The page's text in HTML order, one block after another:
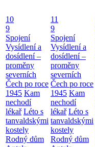
10
9
Spojení
Vysídlení a
dosídlení –
proměny
severních
Čech po roce
1945 Kam
nechodí
lékař Léto s
tanvaldskými
kostely
Rodný dům
11
9
Spojení
Vysídlení a
dosídlení –
proměny
severních
Čech po roce
1945 Kam
nechodí
lékař Léto s
tanvaldskými
kostely
Rodný dům